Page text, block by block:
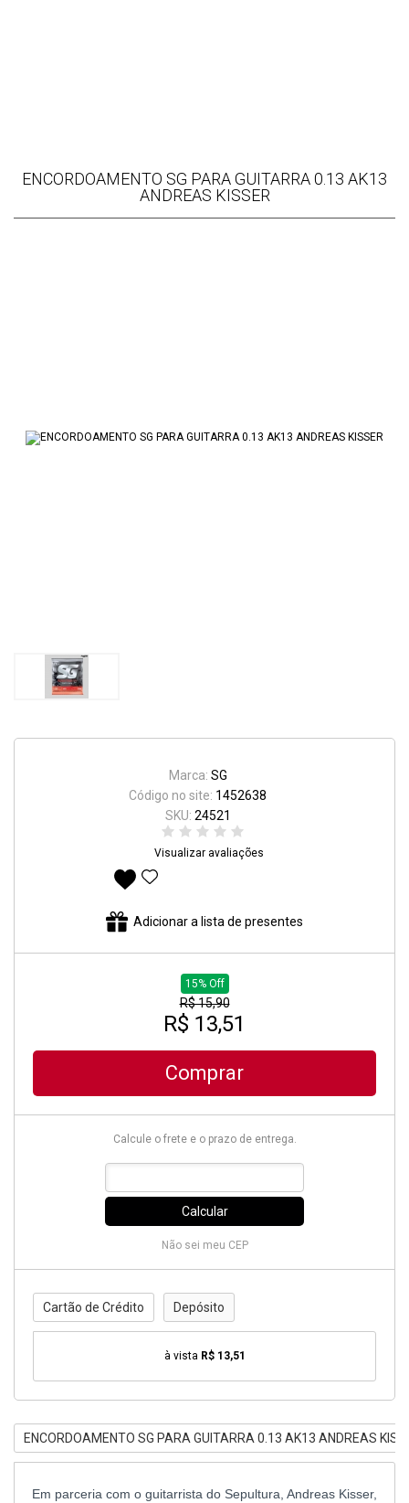
ENCORDOAMENTO SG PARA GUITARRA 0.13 AK13
ANDREAS KISSER
Marca: SG
Código no site: 1452638
SKU: 24521
Visualizar avaliações
Adicionar a lista de presentes
15% Off
R$ 15,90
R$ 13,51
Comprar
Calcule o frete e o prazo de entrega.
Calcular
Não sei meu CEP
Cartão de Crédito Depósito
à vista R$ 13,51
ENCORDOAMENTO SG PARA GUITARRA 0.13 AK13 ANDREAS
Em parceria com o guitarrista do Sepultura, Andreas Kisser,